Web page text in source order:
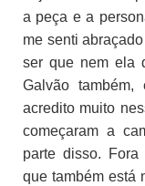
a peça e a
me senti
ser que nem ela
Galvão
acredito muito
começaram a
parte disso. Fora
que também está